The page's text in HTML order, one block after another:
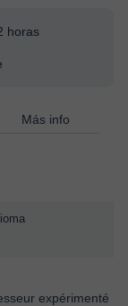
horas
Más info
expérimenté